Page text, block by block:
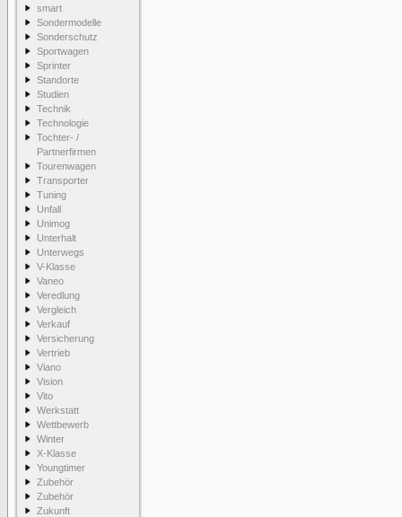
smart
Sondermodelle
Sonderschutz
Sportwagen
Sprinter
Standorte
Studien
Technik
Technologie
Tochter- /
Partnerfirmen
Tourenwagen
Transporter
Tuning
Unfall
Unimog
Unterhalt
Unterwegs
V-Klasse
Vaneo
Veredlung
Vergleich
Verkauf
Versicherung
Vertrieb
Viano
Vision
Vito
Werkstatt
Wettbewerb
Winter
X-Klasse
Youngtimer
Zubehör
Zubehör
Zukunft